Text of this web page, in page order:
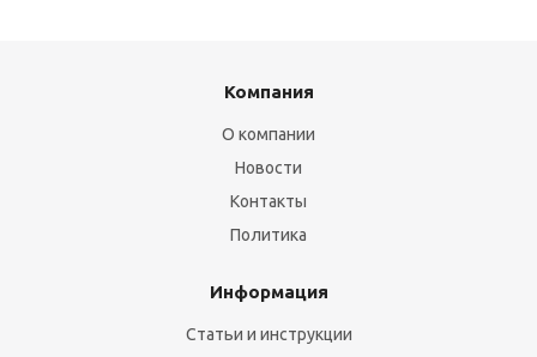
Компания
О компании
Новости
Контакты
Политика
Информация
Статьи и инструкции